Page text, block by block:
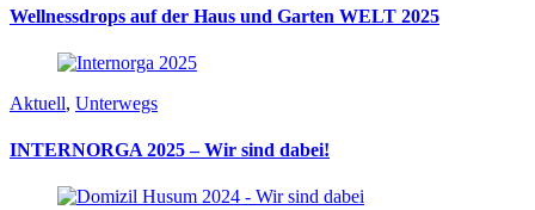
Wellnessdrops auf der Haus und Garten WELT 2025
Aktuell, Unterwegs
INTERNORGA 2025 – Wir sind dabei!